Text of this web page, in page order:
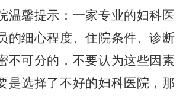
温馨提示：一家专业的妇科医
的细心程度、住院条件、诊断
不可分的，不要认为这些因素
是选择了不好的妇科医院，那